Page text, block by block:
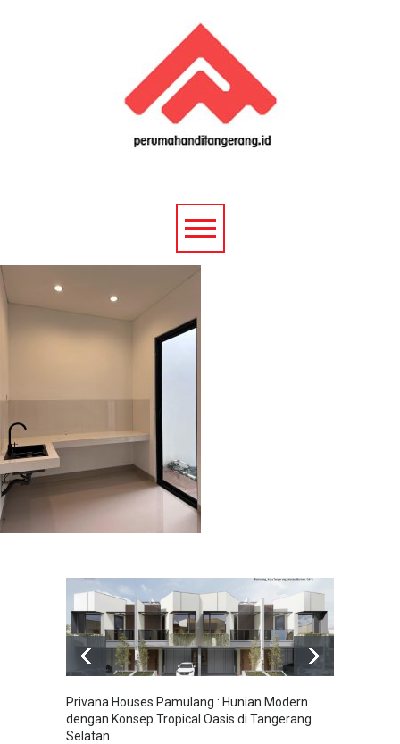
Privana Houses Pamulang : Hunian Modern
dengan Konsep Tropical Oasis di Tangerang
Selatan